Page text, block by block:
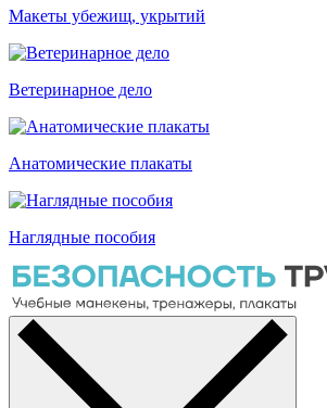
Макеты убежищ, укрытий
Ветеринарное дело
Анатомические плакаты
Наглядные пособия